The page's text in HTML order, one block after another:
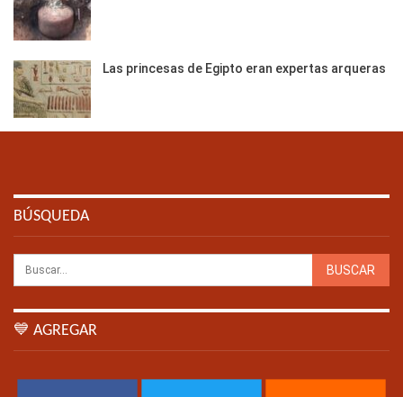
Las princesas de Egipto eran expertas arqueras
BÚSQUEDA
💙 AGREGAR